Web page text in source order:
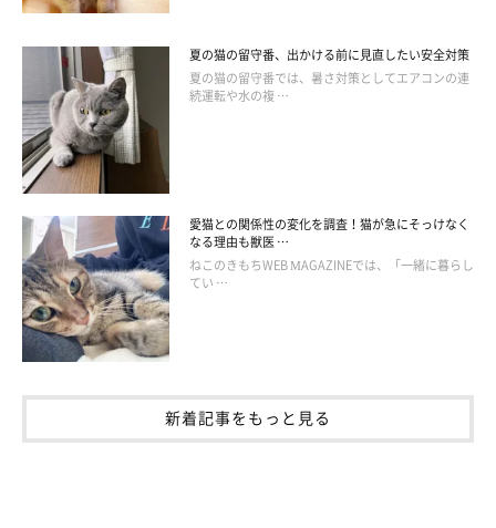
友好のシグナルとして猫は認識できるかも
夏の猫の留守番、出かける前に見直したい安全対策
夏の猫の留守番では、暑さ対策としてエアコンの連
続運転や水の複 …
愛猫との関係性の変化を調査！猫が急にそっけなく
なる理由も獣医 …
ねこのきもちWEB MAGAZINEでは、「一緒に暮らし
てい …
新着記事をもっと見る